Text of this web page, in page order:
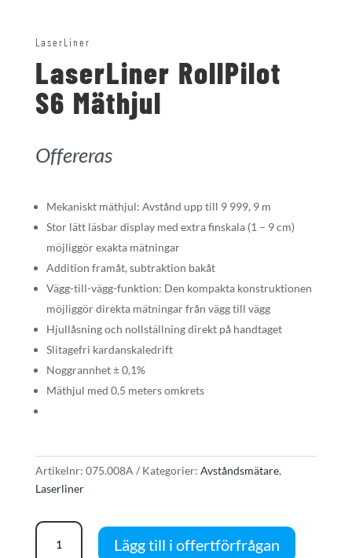
LaserLiner
LaserLiner RollPilot
S6 Mäthjul
Offereras
Mekaniskt mäthjul: Avstånd upp till 9 999, 9 m
Stor lätt läsbar display med extra finskala (1 – 9 cm)
möjliggör exakta mätningar
Addition framåt, subtraktion bakåt
Vägg-till-vägg-funktion: Den kompakta konstruktionen
möjliggör direkta mätningar från vägg till vägg
Hjullåsning och nollställning direkt på handtaget
Slitagefri kardanskaledrift
Noggrannhet ± 0,1%
Mäthjul med 0,5 meters omkrets
Artikelnr: 075.008A Kategorier: Avståndsmätare,
Laserliner
LaserLiner
RollPilot
Lägg till i offertförfrågan